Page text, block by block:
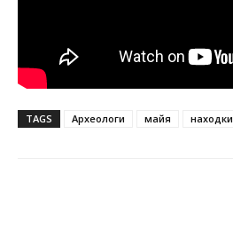
TAGS Археологи майя находки